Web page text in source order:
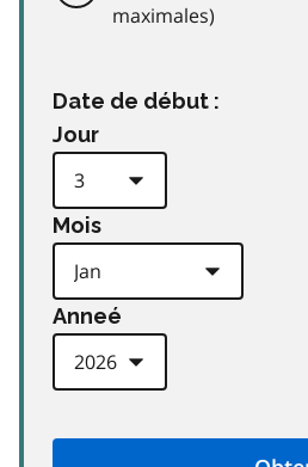
maximales)
Date de début :
Jour
Mois
Anneé